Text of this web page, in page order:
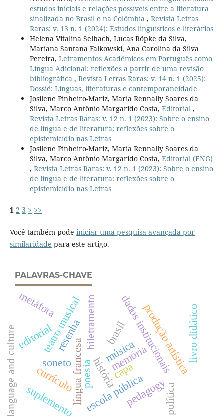
estudos iniciais e relações possíveis entre a literatura
sinalizada no Brasil e na Colômbia , Revista Letras
Raras: v. 13 n. 1 (2024): Estudos linguísticos e literários
Helena Vitalina Selbach, Lucas Röpke da Silva,
Mariana Santana Falkowski, Ana Carolina da Silva
Pereira, Letramentos Acadêmicos em Português como
Língua Adicional: reflexões a partir de uma revisão
bibliográfica , Revista Letras Raras: v. 14 n. 1 (2025):
Dossiê: Línguas, literaturas e contemporaneidade
Josilene Pinheiro-Mariz, Maria Rennally Soares da
Silva, Marco Antônio Margarido Costa, Editorial ,
Revista Letras Raras: v. 12 n. 1 (2023): Sobre o ensino
de língua e de literatura: reflexões sobre o
epistemicídio nas Letras
Josilene Pinheiro-Mariz, Maria Rennally Soares da
Silva, Marco Antônio Margarido Costa, Editorial (ENG)
, Revista Letras Raras: v. 12 n. 1 (2023): Sobre o ensino
de língua e de literatura: reflexões sobre o
epistemicídio nas Letras
1 2 3 > >>
Você também pode iniciar uma pesquisa avançada por
similaridade para este artigo.
PALAVRAS-CHAVE
teatro musical brasil
história
resenha
editorial
língua francesaescola pública
currículo
memória
dados institucionais
produção artística
biletramento
capa
suplemento
poesia
música
soneto
pedagogy
metáfora
política
language and culture livro didático